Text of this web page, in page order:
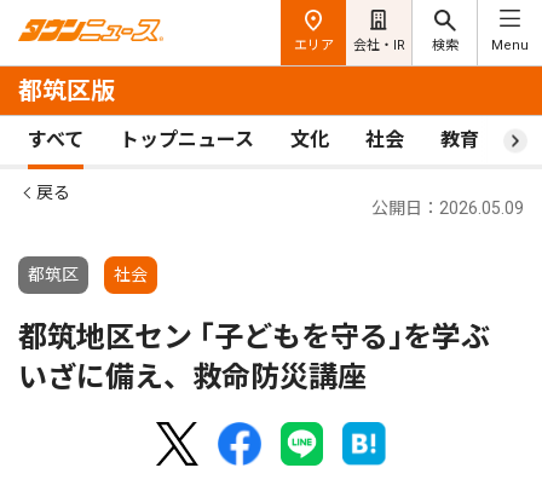
エリア 会社・IR 検索 Menu
都筑区版
すべて トップニュース 文化 社会 教育 ス
戻る
都筑区 社会
公開日：2026.05.09
都筑地区セン ｢子どもを守る｣を学ぶ
いざに備え、救命防災講座